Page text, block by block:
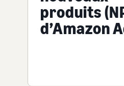
produits
d’Amazon